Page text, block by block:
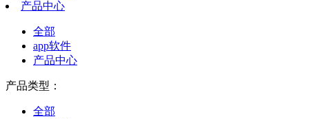
产品中心
全部
app软件
产品中心
产品类型：
全部